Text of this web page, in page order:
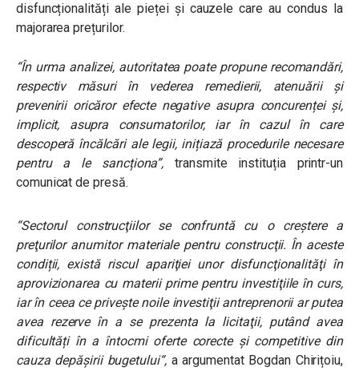
disfuncționalități ale pieței și cauzele care au condus la
majorarea prețurilor.
“În urma analizei, autoritatea poate propune recomandări,
respectiv măsuri în vederea remedierii, atenuării şi
prevenirii oricăror efecte negative asupra concurenței şi,
implicit, asupra consumatorilor, iar în cazul în care
descoperă încălcări ale legii, inițiază procedurile necesare
pentru a le sancționa”, transmite instituția printr-un
comunicat de presă.
“Sectorul construcţiilor se confruntă cu o creștere a
preţurilor anumitor materiale pentru construcţii. În aceste
condiții, există riscul apariţiei unor disfuncţionalităţi în
aprovizionarea cu materii prime pentru investiţiile în curs,
iar în ceea ce priveşte noile investiţii antreprenorii ar putea
avea rezerve în a se prezenta la licitaţii, putând avea
dificultăți în a întocmi oferte corecte şi competitive din
cauza depășirii bugetului“,a argumentat Bogdan Chirițoiu,